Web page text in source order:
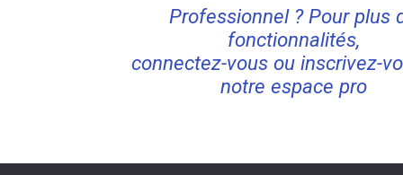
Professionnel ? Pour plus
fonctionnalités,
connectez-vous ou inscrivez-
notre espace pro